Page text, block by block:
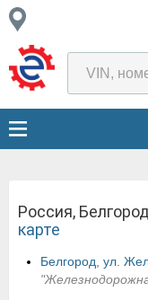
Россия,
карте
Белгород, ул.